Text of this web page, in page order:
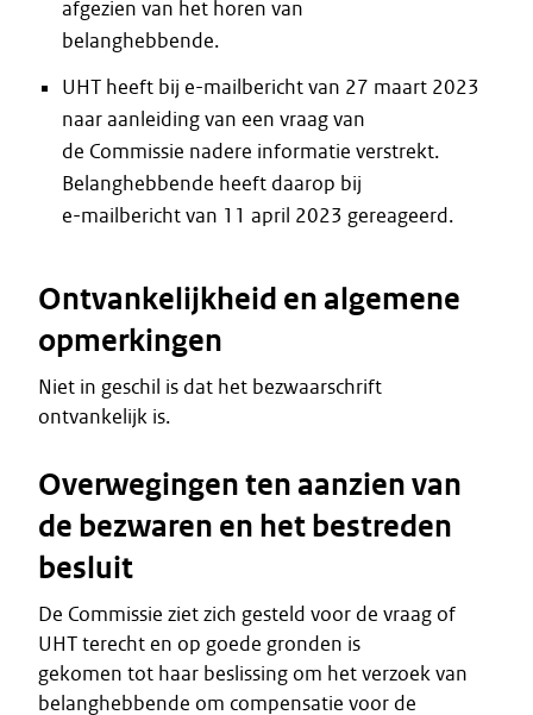
afgezien van het horen van
belanghebbende.
UHT heeft bij e-mailbericht van 27 maart 2023
naar aanleiding van een vraag van
de Commissie nadere informatie verstrekt.
Belanghebbende heeft daarop bij
e-mailbericht van 11 april 2023 gereageerd.
Ontvankelijkheid en algemene
opmerkingen
Niet in geschil is dat het bezwaarschrift
ontvankelijk is.
Overwegingen ten aanzien van
de bezwaren en het bestreden
besluit
De Commissie ziet zich gesteld voor de vraag of
UHT terecht en op goede gronden is
gekomen tot haar beslissing om het verzoek van
belanghebbende om compensatie voor de